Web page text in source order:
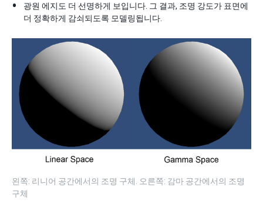
광원 에지도 더 선명하게 보입니다. 그 결과, 조명 강도가 표면에
더 정확하게 감쇠되도록 모델링됩니다.
왼쪽: 리니어 공간에서의 조명 구체. 오른쪽: 감마 공간에서의 조명
구체